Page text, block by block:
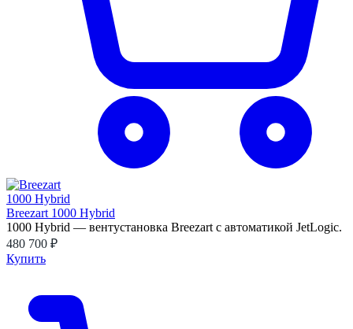
Breezart 1000 Hybrid
1000 Hybrid — вентустановка Breezart с автоматикой JetLogic.
480 700 ₽
Купить